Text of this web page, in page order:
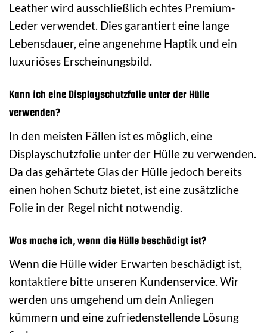
Leather wird ausschließlich echtes Premium-
Leder verwendet. Dies garantiert eine lange
Lebensdauer, eine angenehme Haptik und ein
luxuriöses Erscheinungsbild.
Kann ich eine Displayschutzfolie unter der Hülle
verwenden?
In den meisten Fällen ist es möglich, eine
Displayschutzfolie unter der Hülle zu verwenden.
Da das gehärtete Glas der Hülle jedoch bereits
einen hohen Schutz bietet, ist eine zusätzliche
Folie in der Regel nicht notwendig.
Was mache ich, wenn die Hülle beschädigt ist?
Wenn die Hülle wider Erwarten beschädigt ist,
kontaktiere bitte unseren Kundenservice. Wir
werden uns umgehend um dein Anliegen
kümmern und eine zufriedenstellende Lösung